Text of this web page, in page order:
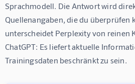
Sprachmodell. Die Antwort wird
Quellenangaben, die du überprüfen
unterscheidet Perplexity von reinen
ChatGPT: Es liefert aktuelle
Trainingsdaten beschränkt zu sein.